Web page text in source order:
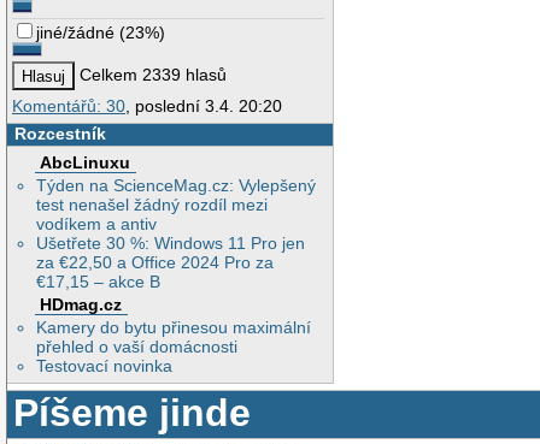
jiné/žádné (23%)
Celkem 2339 hlasů
Komentářů: 30 , poslední 3.4. 20:20
Rozcestník
AbcLinuxu
Týden na ScienceMag.cz: Vylepšený
test nenašel žádný rozdíl mezi
vodíkem a antiv
Ušetřete 30 %: Windows 11 Pro jen
za €22,50 a Office 2024 Pro za
€17,15 – akce B
HDmag.cz
Kamery do bytu přinesou maximální
přehled o vaší domácnosti
Testovací novinka
Píšeme jinde